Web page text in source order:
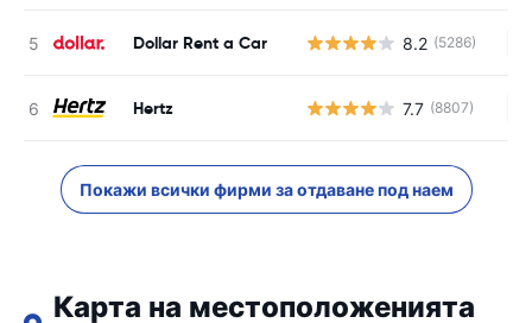
Dollar Rent a Car 8.2 (5286)
Hertz 7.7 (8807)
Покажи всички фирми за отдаване под наем
Карта на местоположенията